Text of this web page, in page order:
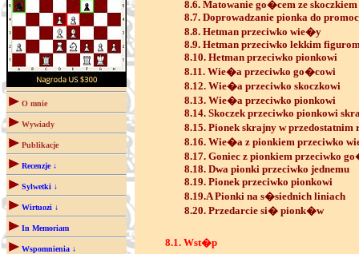
O mnie
Wywiady
Publikacje
Recenzje ↓
Sylwetki ↓
Wirtuozi ↓
In Memoriam
Wspomnienia ↓
8.6. Matowanie go�cem ze
8.7. Doprowadzanie pionka do
8.8. Hetman przeciwko wie�y
8.9. Hetman przeciwko lekkim
8.10. Hetman przeciwko pionkowi
8.11. Wie�a przeciwko go�cowi
8.12. Wie�a przeciwko skoczkowi
8.13. Wie�a przeciwko pionkowi
8.14. Skoczek przeciwko pionkowi
8.15. Pionek skrajny w
8.16. Wie�a z pionkiem przeciwko
8.17. Goniec z pionkiem przeciwko
8.18. Dwa pionki przeciwko jednemu
8.19. Pionek przeciwko pionkowi
8.19.A Pionki na s�siednich liniach
8.20. Przedarcie si� pionk�w
8.1. Wst�p